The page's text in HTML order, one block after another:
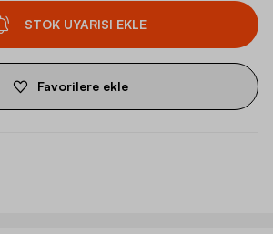
STOK UYARISI EKLE
Favorilere ekle